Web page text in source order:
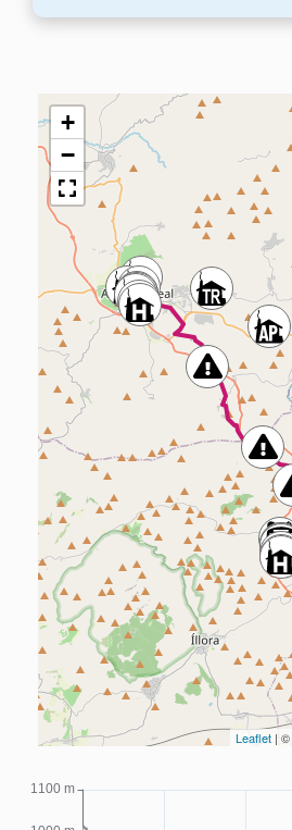
+
−
Leaflet | ©